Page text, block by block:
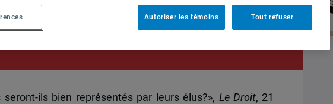
ils bien représentés par leurs élus?», Le Droit, 21
Tout refuser
Autoriser les témoins